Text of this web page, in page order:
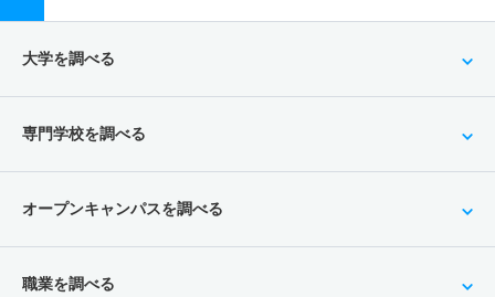
大学を調べる
専門学校を調べる
オープンキャンパスを調べる
職業を調べる